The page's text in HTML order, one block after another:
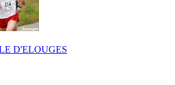
D'ELOUGES